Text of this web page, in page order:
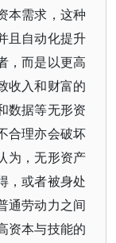
本需求，这种
且自动化提升
，而是以更高
收入和财富的
数据等无形资
合理亦会破坏
为，无形资产
，或者被身处
通劳动力之间
资本与技能的